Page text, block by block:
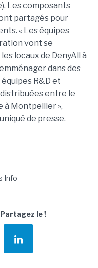
Les composants
partagés pour
« Les équipes
vont se
locaux de DenyAll à
dans des
R&D et
entre le
à Montpellier »,
de presse.
Info
Partagez le !